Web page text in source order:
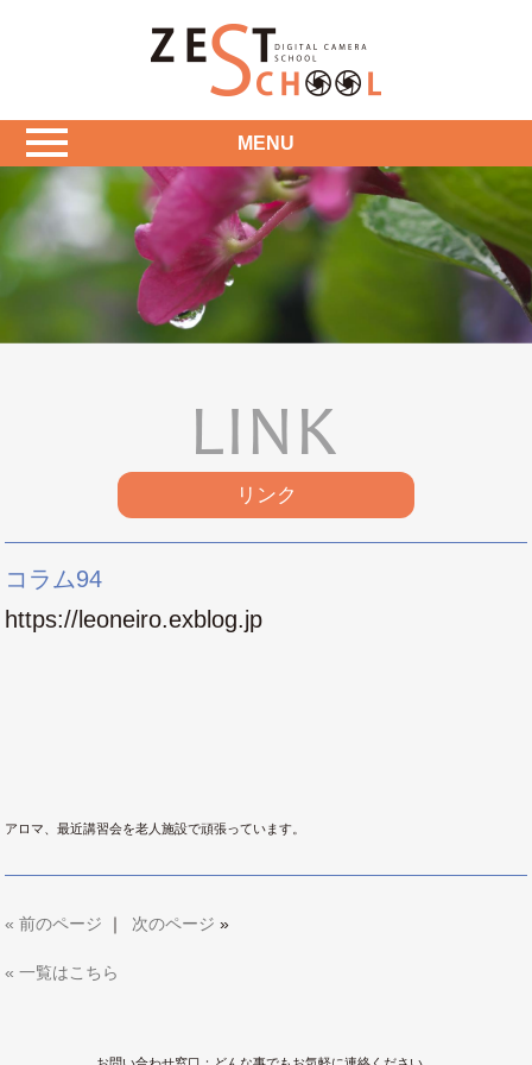
MENU
リンク
コラム94
https://leoneiro.exblog.jp
アロマ、最近講習会を老人施設で頑張っています。
« 前のページ ｜ 次のページ »
« 一覧はこちら